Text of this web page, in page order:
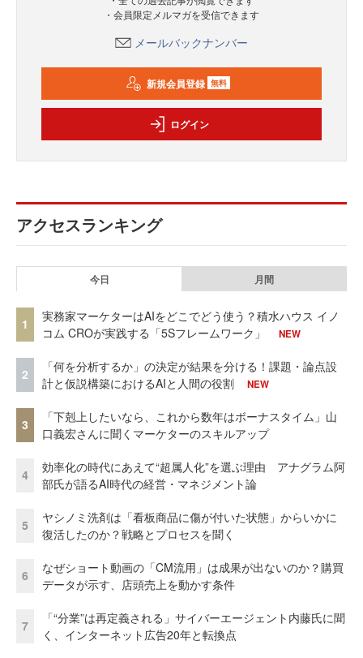
・会員限定メルマガを受信できます
メールバックナンバー
新規会員登録 無料
ログイン
アクセスランキング
今日 月間
1
実務家マーケターはAIをどこでどう使う？積水ハウス イノ
コム CROが実践する「5Sフレームワーク」
NEW
2
「何を分析するか」の決定が結果を分ける！課題・論点設
計と仮説構築におけるAIと人間の役割
NEW
3
「下剋上したいなら、これから数年はボーナスタイム」山
口義宏さんに聞くマーケターのスキルアップ
4
効率化の時代にあえて“超属人化”を選ぶ理由 アナグラム阿
部氏が語るAI時代の経営・マネジメント論
5
ヤシノミ洗剤は「看板商品に傷が付いた状態」からいかに
復活したのか？戦略とプロセスを聞く
6
なぜショート動画の「CM流用」は成果が出ないのか？購買
データが示す、店頭売上を動かす条件
7
「“分業”は再定義される」サイバーエージェント内藤氏に聞
く、インターネット広告20年と転換点